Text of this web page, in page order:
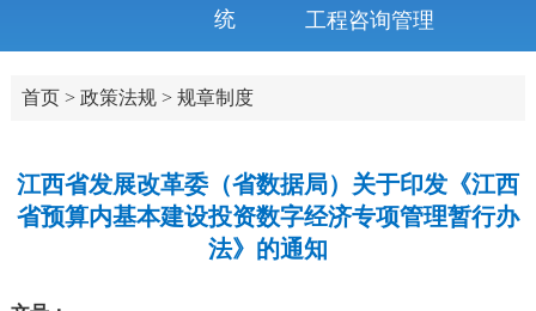
统 工程咨询管理
首页> 政策法规> 规章制度
江西省发展改革委（省数据局）关于印发《江西
省预算内基本建设投资数字经济专项管理暂行办
法》的通知